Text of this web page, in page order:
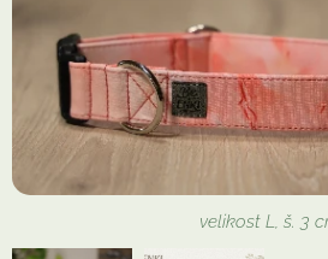
velikost L, š. 3